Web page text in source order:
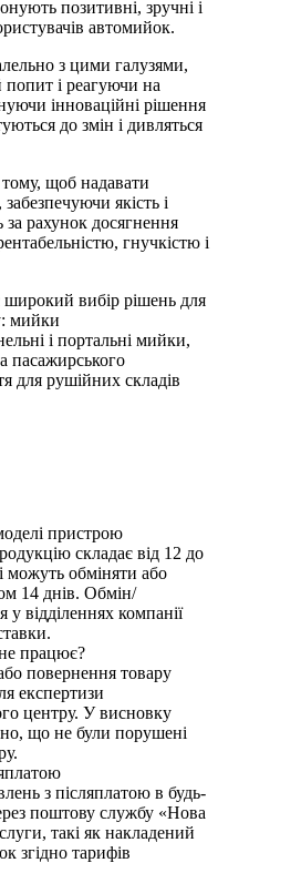
позитивні, зручні і
автомийок.
з цими галузями,
і реагуючи на
інноваційні рішення
до змін і дивляться
щоб надавати
якість і
рахунок досягнення
гнучкістю і
вибір рішень для
мийки
і портальні мийки,
пасажирського
для рушійних складів
пристрою
складає від 12 до
можуть обміняти або
14 днів. Обмін/
відділеннях компанії
працює?
повернення товару
експертизи
центру. У висновку
що не були порушені
з післяплатою в будь-
поштову службу «Нова
такі як накладений
згідно тарифів